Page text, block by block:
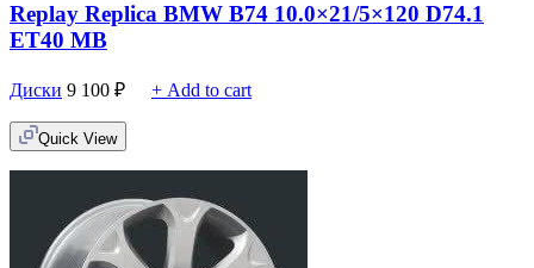
Replay Replica BMW B74 10.0×21/5×120 D74.1
ET40 MB
Диски 9 100 ₽ + Add to cart
Quick View